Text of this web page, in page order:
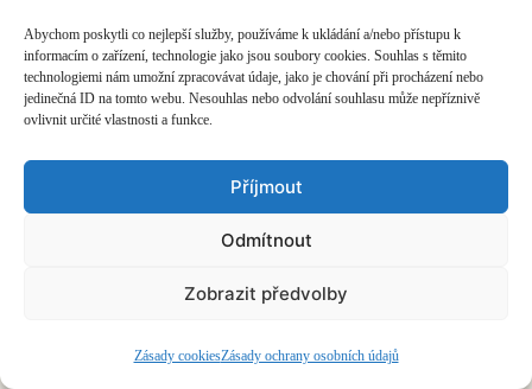
Abychom poskytli co nejlepší služby, používáme k ukládání a/nebo přístupu k
informacím o zařízení, technologie jako jsou soubory cookies. Souhlas s těmito
technologiemi nám umožní zpracovávat údaje, jako je chování při procházení nebo
jedinečná ID na tomto webu. Nesouhlas nebo odvolání souhlasu může nepříznivě
ovlivnit určité vlastnosti a funkce.
Příjmout
Odmítnout
Zobrazit předvolby
Zásady cookiesZásady ochrany osobních údajů
Lucia Reiprich Maloveská 23. 6. 2026
Různé podoby „ticha a věčnosti“ na koncertě
Konvergence.
Mlčící božský hlas aneb Návrat
18. 6. 2026
Tento text vznikl u příležitosti třetího výročí